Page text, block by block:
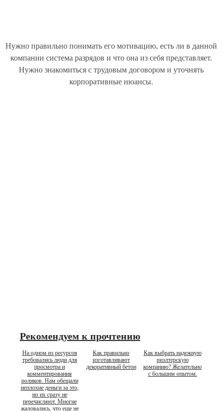
Нужно правильно понимать его мотивацию, есть ли в данной
компании система разрядов и что она из себя представляет.
Нужно знакомиться с трудовым договором и уточнять
корпоративные нюансы.
Рекомендуем к прочтению
На одном из ресурсов
требовались люди для
просмотра и
комментирования
роликов. Нам обещали
неплохие деньги за это,
но их сразу не
перечисляют. Многие
жаловались, что еще не
Как правильно
изготавливают
декоративный бетон
Как выбрать надежную
риэлтерскую
компанию? Желательно
с большим опытом.